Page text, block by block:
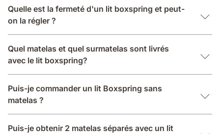
Quelle est la fermeté d'un lit boxspring et peut-
on la régler ?
Quel matelas et quel surmatelas sont livrés
avec le lit boxspring?
Puis-je commander un lit Boxspring sans
matelas ?
Puis-je obtenir 2 matelas séparés avec un lit